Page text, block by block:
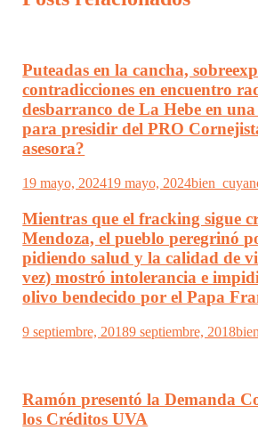
Puteadas en la cancha,
contradicciones en encuentro
desbarranco de La Hebe en
para presidir del PRO
asesora?
19 mayo, 202419 mayo, 2024
Mientras que el fracking sigue
Mendoza, el pueblo peregrinó
pidiendo salud y la calidad de
vez) mostró intolerancia e
olivo bendecido por el Papa
9 septiembre, 20189 septiembre, 2018
Ramón presentó la Demanda
los Créditos UVA